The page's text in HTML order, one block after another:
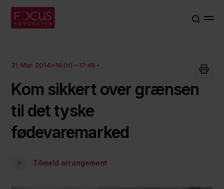
31. Mar. 2014 16:00 – 17:45
Kom sikkert over grænsen
til det tyske
fødevaremarked
Tilmeld arrangement